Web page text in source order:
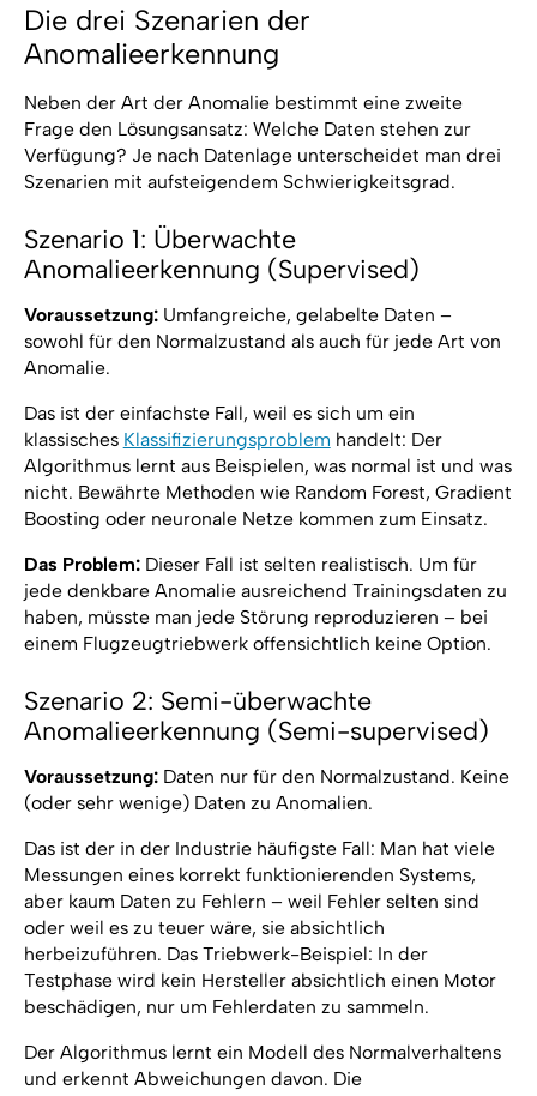
Die drei Szenarien der
Anomalieerkennung
Neben der Art der Anomalie bestimmt eine zweite
Frage den Lösungsansatz: Welche Daten stehen zur
Verfügung? Je nach Datenlage unterscheidet man drei
Szenarien mit aufsteigendem Schwierigkeitsgrad.
Szenario 1: Überwachte
Anomalieerkennung (Supervised)
Voraussetzung:Umfangreiche, gelabelte Daten –
sowohl für den Normalzustand als auch für jede Art von
Anomalie.
Das ist der einfachste Fall, weil es sich um ein
klassisches Klassifizierungsproblem handelt: Der
Algorithmus lernt aus Beispielen, was normal ist und was
nicht. Bewährte Methoden wie Random Forest, Gradient
Boosting oder neuronale Netze kommen zum Einsatz.
Das Problem:Dieser Fall ist selten realistisch. Um für
jede denkbare Anomalie ausreichend Trainingsdaten zu
haben, müsste man jede Störung reproduzieren – bei
einem Flugzeugtriebwerk offensichtlich keine Option.
Szenario 2: Semi-überwachte
Anomalieerkennung (Semi-supervised)
Voraussetzung:Daten nur für den Normalzustand. Keine
(oder sehr wenige) Daten zu Anomalien.
Das ist der in der Industrie häufigste Fall: Man hat viele
Messungen eines korrekt funktionierenden Systems,
aber kaum Daten zu Fehlern – weil Fehler selten sind
oder weil es zu teuer wäre, sie absichtlich
herbeizuführen. Das Triebwerk-Beispiel: In der
Testphase wird kein Hersteller absichtlich einen Motor
beschädigen, nur um Fehlerdaten zu sammeln.
Der Algorithmus lernt ein Modell des Normalverhaltens
und erkennt Abweichungen davon. Die